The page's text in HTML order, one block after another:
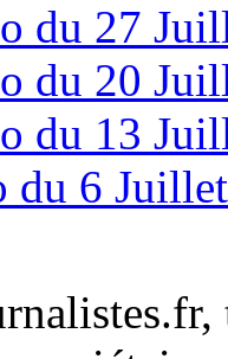
du 27
du 20
du 13
du 6